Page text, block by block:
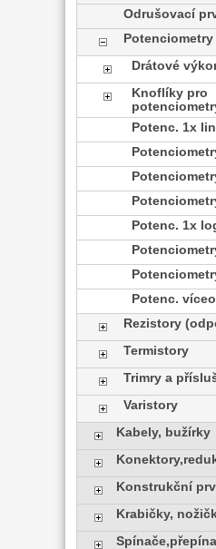
Odrušovací
Potenciometry
Drátové
Knoflíky pro
Potenc. 1x
Potenc. 1x
Potenc.
Rezistory
Termistory
Trimry a
Varistory
Kabely, bužírky
Konstrukční
Krabičky,